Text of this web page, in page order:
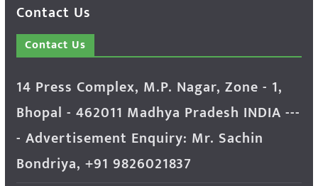
Contact Us
Contact Us
14 Press Complex, M.P. Nagar, Zone - 1,
Bhopal - 462011 Madhya Pradesh INDIA ---
- Advertisement Enquiry: Mr. Sachin
Bondriya, +91 9826021837